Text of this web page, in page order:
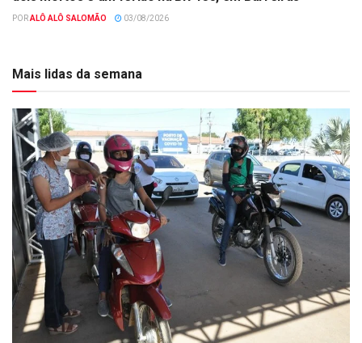
PORALÔ ALÔ SALOMÃO 03/08/2026
Mais lidas da semana